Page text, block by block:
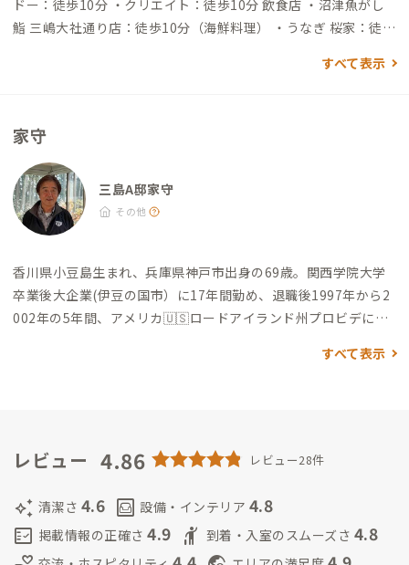
ドー：徒歩10分 ・クリエイト：徒歩10分 飲食店 ・沼津魚がし
鮨 三嶋大社通り店：徒歩10分（海鮮料理） ・うなぎ 桜家：徒歩
パーソンの皆さまと、事業課題を解決したい地域企業の方々とを
マッチングしてくれる地域の交流拠点です。
すべて表示
家守
三島A邸家守
その他
香川県小豆島生まれ、兵庫県神戸市出身の69歳。 関西学院大学
卒業後大企業(伊豆の国市）に17年間勤め、退職後1997年から2
002年の5年間、アメリカ🇺🇸ロードアイランド州プロビデにあ
6年から武庫川女子大学（西宮市）教授を現在も務めています。
後にリタイアした後は、伊豆の国市の我が家に永住し、アウト
ブなど)を満喫して楽しみます。100歳越えまでのあと約30年間
はアクティブ・ワイルドに移住生活をエンジョイしたい！
んじのゆめ」 1：人生の良きパートナーと110歳まで健康で長生
すべて表示
レビュー 4.86 レビュー28件
auto_awesome 清潔さ 4.6 living 設備・インテリア 4.8
fact_check 掲載情報の正確さ 4.9 hail 到着・入室のスムーズさ 4.8